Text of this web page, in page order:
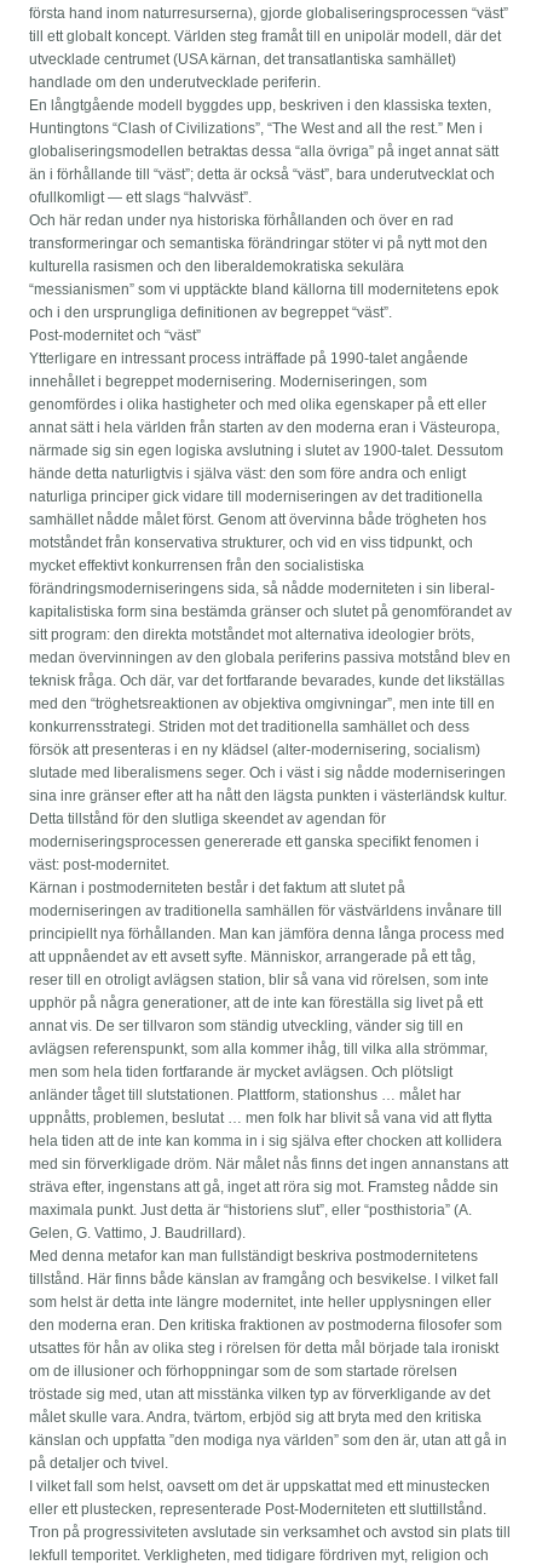
första hand inom naturresurserna), gjorde globaliseringsprocessen “väst”
till ett globalt koncept. Världen steg framåt till en unipolär modell, där det
utvecklade centrumet (USA kärnan, det transatlantiska samhället)
handlade om den underutvecklade periferin.
En långtgående modell byggdes upp, beskriven i den klassiska texten,
Huntingtons “Clash of Civilizations”, “The West and all the rest.” Men i
globaliseringsmodellen betraktas dessa “alla övriga” på inget annat sätt
än i förhållande till “väst”; detta är också “väst”, bara underutvecklat och
ofullkomligt — ett slags “halvväst”.
Och här redan under nya historiska förhållanden och över en rad
transformeringar och semantiska förändringar stöter vi på nytt mot den
kulturella rasismen och den liberaldemokratiska sekulära
“messianismen” som vi upptäckte bland källorna till modernitetens epok
och i den ursprungliga definitionen av begreppet “väst”.
Post-modernitet och “väst”
Ytterligare en intressant process inträffade på 1990-talet angående
innehållet i begreppet modernisering. Moderniseringen, som
genomfördes i olika hastigheter och med olika egenskaper på ett eller
annat sätt i hela världen från starten av den moderna eran i Västeuropa,
närmade sig sin egen logiska avslutning i slutet av 1900-talet. Dessutom
hände detta naturligtvis i själva väst: den som före andra och enligt
naturliga principer gick vidare till moderniseringen av det traditionella
samhället nådde målet först. Genom att övervinna både trögheten hos
motståndet från konservativa strukturer, och vid en viss tidpunkt, och
mycket effektivt konkurrensen från den socialistiska
förändringsmoderniseringens sida, så nådde moderniteten i sin liberal-
kapitalistiska form sina bestämda gränser och slutet på genomförandet av
sitt program: den direkta motståndet mot alternativa ideologier bröts,
medan övervinningen av den globala periferins passiva motstånd blev en
teknisk fråga. Och där, var det fortfarande bevarades, kunde det likställas
med den “tröghetsreaktionen av objektiva omgivningar”, men inte till en
konkurrensstrategi. Striden mot det traditionella samhället och dess
försök att presenteras i en ny klädsel (alter-modernisering, socialism)
slutade med liberalismens seger. Och i väst i sig nådde moderniseringen
sina inre gränser efter att ha nått den lägsta punkten i västerländsk kultur.
Detta tillstånd för den slutliga skeendet av agendan för
moderniseringsprocessen genererade ett ganska specifikt fenomen i
väst: post-modernitet.
Kärnan i postmoderniteten består i det faktum att slutet på
moderniseringen av traditionella samhällen för västvärldens invånare till
principiellt nya förhållanden. Man kan jämföra denna långa process med
att uppnåendet av ett avsett syfte. Människor, arrangerade på ett tåg,
reser till en otroligt avlägsen station, blir så vana vid rörelsen, som inte
upphör på några generationer, att de inte kan föreställa sig livet på ett
annat vis. De ser tillvaron som ständig utveckling, vänder sig till en
avlägsen referenspunkt, som alla kommer ihåg, till vilka alla strömmar,
men som hela tiden fortfarande är mycket avlägsen. Och plötsligt
anländer tåget till slutstationen. Plattform, stationshus … målet har
uppnåtts, problemen, beslutat … men folk har blivit så vana vid att flytta
hela tiden att de inte kan komma in i sig själva efter chocken att kollidera
med sin förverkligade dröm. När målet nås finns det ingen annanstans att
sträva efter, ingenstans att gå, inget att röra sig mot. Framsteg nådde sin
maximala punkt. Just detta är “historiens slut”, eller “posthistoria” (A.
Gelen, G. Vattimo, J. Baudrillard).
Med denna metafor kan man fullständigt beskriva postmodernitetens
tillstånd. Här finns både känslan av framgång och besvikelse. I vilket fall
som helst är detta inte längre modernitet, inte heller upplysningen eller
den moderna eran. Den kritiska fraktionen av postmoderna filosofer som
utsattes för hån av olika steg i rörelsen för detta mål började tala ironiskt
om de illusioner och förhoppningar som de som startade rörelsen
tröstade sig med, utan att misstänka vilken typ av förverkligande av det
målet skulle vara. Andra, tvärtom, erbjöd sig att bryta med den kritiska
känslan och uppfatta ”den modiga nya världen” som den är, utan att gå in
på detaljer och tvivel.
I vilket fall som helst, oavsett om det är uppskattat med ett minustecken
eller ett plustecken, representerade Post-Moderniteten ett sluttillstånd.
Tron på progressiviteten avslutade sin verksamhet och avstod sin plats till
lekfull temporitet. Verkligheten, med tidigare fördriven myt, religion och